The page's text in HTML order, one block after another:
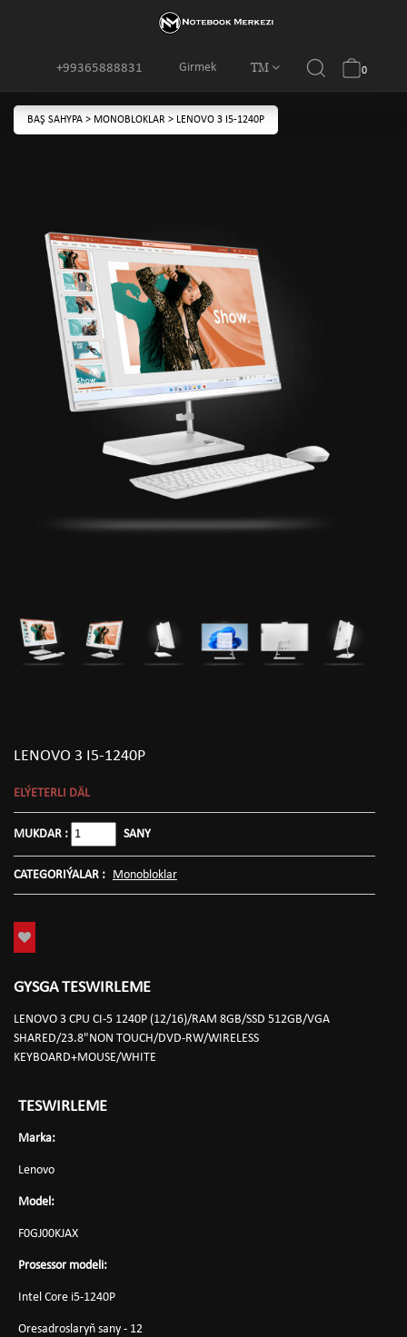
Girmek TM
+99365888831 0
BAŞ SAHYPA > MONOBLOKLAR > LENOVO 3 I5-1240P
LENOVO 3 I5-1240P
ELÝETERLI DÄL
MUKDAR : SANY
CATEGORIÝALAR : Monobloklar
GYSGA TESWIRLEME
LENOVO 3 CPU CI-5 1240P (12/16)/RAM 8GB/SSD 512GB/VGA
SHARED/23.8"NON TOUCH/DVD-RW/WIRELESS
KEYBOARD+MOUSE/WHITE
TESWIRLEME
Marka:
Lenovo
Model:
F0GJ00KJAX
Prosessor modeli:
Intel Core i5-1240P
Oresadroslaryň sany - 12